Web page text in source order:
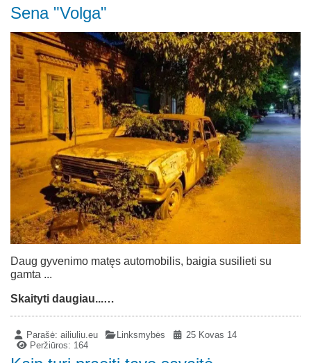
Sena "Volga"
Daug gyvenimo matęs automobilis, baigia susilieti su
gamta ...
Skaityti daugiau...…
Parašė:ailiuliu.eu Linksmybės
25 Kovas 14
Peržiūros: 164